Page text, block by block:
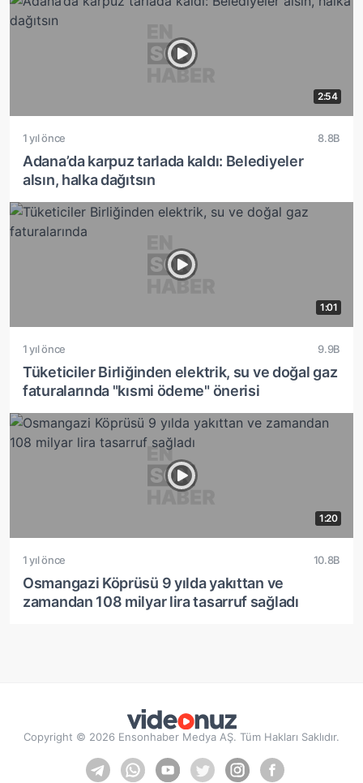
2:54
1 yıl önce 8.8B
Adana’da karpuz tarlada kaldı: Belediyeler
alsın, halka dağıtsın
1:01
1 yıl önce 9.9B
Tüketiciler Birliğinden elektrik, su ve doğal gaz
faturalarında "kısmi ödeme" önerisi
1:20
1 yıl önce 10.8B
Osmangazi Köprüsü 9 yılda yakıttan ve
zamandan 108 milyar lira tasarruf sağladı
Copyright © 2026 Ensonhaber Medya AŞ. Tüm Hakları Saklıdır.